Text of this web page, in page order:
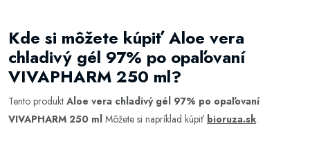
Kde si môžete kúpiť Aloe vera
chladivý gél 97% po opaľovaní
VIVAPHARM 250 ml?
Tento produkt Aloe vera chladivý gél 97% po opaľovaní
VIVAPHARM 250 ml Môžete si napríklad kúpiť bioruza.sk.